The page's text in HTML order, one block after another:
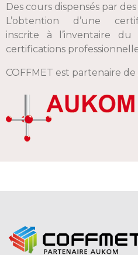
Des cours dispensés par
L’obtention d’une
inscrite à l’inventaire
certifications
COFFMET est partenaire de